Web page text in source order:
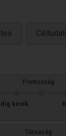
Pontosság
késik
Társaság